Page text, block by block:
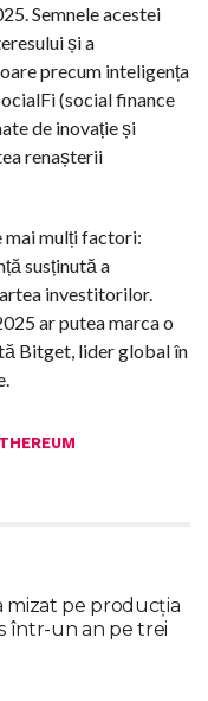
Semnele acestei
și a
precum inteligența
(social finance
de inovație și
renașterii
mai mulți factori:
susținută a
investitorilor.
ar putea marca o
Bitget, lider global în
pe producția
într-un an pe trei